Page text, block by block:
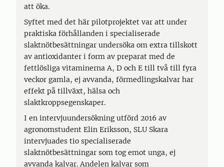
att öka.
Syftet med det här pilotprojektet var att under
praktiska förhållanden i specialiserade
slaktnötbesättningar undersöka om extra tillskott
av antioxidanter i form av preparat med de
fettlösliga vitaminerna A, D och E till två till fyra
veckor gamla, ej avvanda, förmedlingskalvar har
effekt på tillväxt, hälsa och
slaktkroppsegenskaper.
I en intervjuundersökning utförd 2016 av
agronomstudent Elin Eriksson, SLU Skara
intervjuades tio specialiserade
slaktnötbesättningar som tog emot unga, ej
avvanda kalvar. Andelen kalvar som